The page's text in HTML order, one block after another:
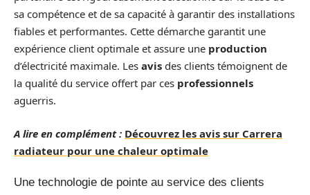
sa compétence et de sa capacité à garantir des installations
fiables et performantes. Cette démarche garantit une
expérience client optimale et assure une production
d’électricité maximale. Les avis des clients témoignent de
la qualité du service offert par ces professionnels
aguerris.
A lire en complément : Découvrez les avis sur Carrera
radiateur pour une chaleur optimale
Une technologie de pointe au service des clients